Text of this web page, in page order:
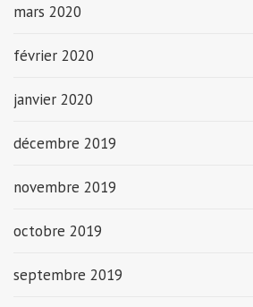
mars 2020
février 2020
janvier 2020
décembre 2019
novembre 2019
octobre 2019
septembre 2019